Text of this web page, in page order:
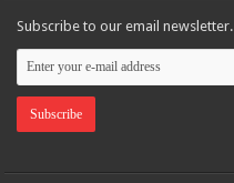
Subscribe to our email newsletter.